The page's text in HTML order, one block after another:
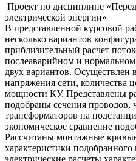
Проект по дисциплине
электрической энергии»
В представленной курсовой
несколько вариантов
приблизительный расчет
послеаварийном и
двух вариантов. Осуществлен
напряжения сети, количества
мощности КУ. Представлены
подобраны сечения проводов,
трансформаторов на
экономическое сравнение
Рассчитаны монтажные
характеристики
электрические расчеты